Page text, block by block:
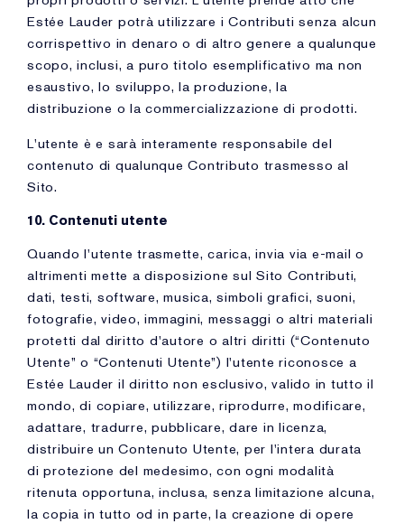
Estée Lauder potrà utilizzare i Contributi senza alcun
corrispettivo in denaro o di altro genere a qualunque
scopo, inclusi, a puro titolo esemplificativo ma non
esaustivo, lo sviluppo, la produzione, la
distribuzione o la commercializzazione di prodotti.
L'utente è e sarà interamente responsabile del
contenuto di qualunque Contributo trasmesso al
Sito.
10. Contenuti utente
Quando l'utente trasmette, carica, invia via e-mail o
altrimenti mette a disposizione sul Sito Contributi,
dati, testi, software, musica, simboli grafici, suoni,
fotografie, video, immagini, messaggi o altri materiali
protetti dal diritto d'autore o altri diritti (“Contenuto
Utente” o “Contenuti Utente”) l'utente riconosce a
Estée Lauder il diritto non esclusivo, valido in tutto il
mondo, di copiare, utilizzare, riprodurre, modificare,
adattare, tradurre, pubblicare, dare in licenza,
distribuire un Contenuto Utente, per l'intera durata
di protezione del medesimo, con ogni modalità
ritenuta opportuna, inclusa, senza limitazione alcuna,
la copia in tutto od in parte, la creazione di opere